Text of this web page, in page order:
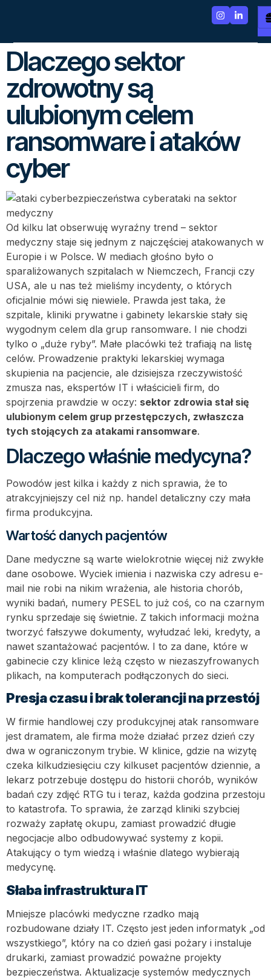
Dlaczego sektor
zdrowotny są
ulubionym celem
ransomware i ataków
cyber
Od kilku lat obserwuję wyraźny trend – sektor
medyczny staje się jednym z najczęściej atakowanych w
Europie i w Polsce. W mediach głośno było o
sparaliżowanych szpitalach w Niemczech, Francji czy
USA, ale u nas też mieliśmy incydenty, o których
oficjalnie mówi się niewiele. Prawda jest taka, że
szpitale, kliniki prywatne i gabinety lekarskie stały się
wygodnym celem dla grup ransomware. I nie chodzi
tylko o „duże ryby”. Małe placówki też trafiają na listę
celów. Prowadzenie praktyki lekarskiej wymaga
skupienia na pacjencie, ale dzisiejsza rzeczywistość
zmusza nas, ekspertów IT i właścicieli firm, do
spojrzenia prawdzie w oczy: sektor zdrowia stał się
ulubionym celem grup przestępczych, zwłaszcza
tych stojących za atakami ransomware.
Dlaczego właśnie medycyna?
Powodów jest kilka i każdy z nich sprawia, że to
atrakcyjniejszy cel niż np. handel detaliczny czy mała
firma produkcyjna.
Wartość danych pacjentów
Dane medyczne są warte wielokrotnie więcej niż zwykłe
dane osobowe. Wyciek imienia i nazwiska czy adresu e-
mail nie robi na nikim wrażenia, ale historia chorób,
wyniki badań, numery PESEL to już coś, co na czarnym
rynku sprzedaje się świetnie. Z takich informacji można
tworzyć fałszywe dokumenty, wyłudzać leki, kredyty, a
nawet szantażować pacjentów. I to za dane, które w
gabinecie czy klinice leżą często w niezaszyfrowanych
plikach, na komputerach podłączonych do sieci.
Presja czasu i brak tolerancji na przestój
W firmie handlowej czy produkcyjnej atak ransomware
jest dramatem, ale firma może działać przez dzień czy
dwa w ograniczonym trybie. W klinice, gdzie na wizytę
czeka kilkudziesięciu czy kilkuset pacjentów dziennie, a
lekarz potrzebuje dostępu do historii chorób, wyników
badań czy zdjęć RTG tu i teraz, każda godzina przestoju
to katastrofa. To sprawia, że zarząd kliniki szybciej
rozważy zapłatę okupu, zamiast prowadzić długie
negocjacje albo odbudowywać systemy z kopii.
Atakujący o tym wiedzą i właśnie dlatego wybierają
medycynę.
Słaba infrastruktura IT
Mniejsze placówki medyczne rzadko mają
rozbudowane działy IT. Często jest jeden informatyk „od
wszystkiego”, który na co dzień gasi pożary i instaluje
drukarki, zamiast prowadzić poważne projekty
bezpieczeństwa. Aktualizacje systemów medycznych